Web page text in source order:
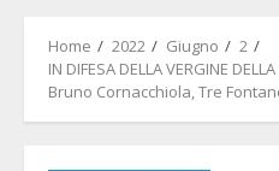
Home 2022 Giugno
2
IN DIFESA DELLA VERGINE
Bruno Cornacchiola, Tre